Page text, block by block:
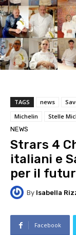
TAGS news
Michelin
Stelle
NEWS
Strars 4
italiani e
per il
By Isabella
Facebook